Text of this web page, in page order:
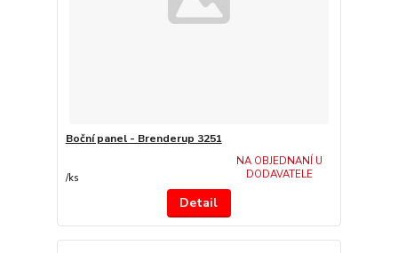
Boční panel - Brenderup 3251
/ks
NA OBJEDNANÍ U
DODAVATELE
Detail